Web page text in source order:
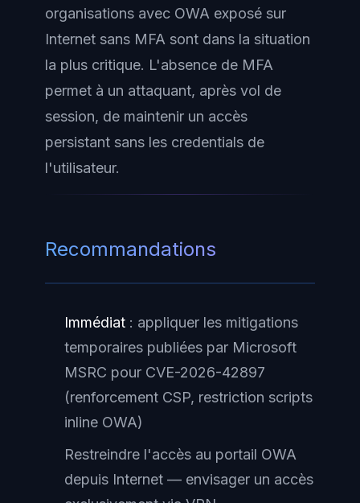
organisations avec OWA exposé sur
Internet sans MFA sont dans la situation
la plus critique. L'absence de MFA
permet à un attaquant, après vol de
session, de maintenir un accès
persistant sans les credentials de
l'utilisateur.
Recommandations
Immédiat : appliquer les mitigations
temporaires publiées par Microsoft
MSRC pour CVE-2026-42897
(renforcement CSP, restriction scripts
inline OWA)
Restreindre l'accès au portail OWA
depuis Internet — envisager un accès